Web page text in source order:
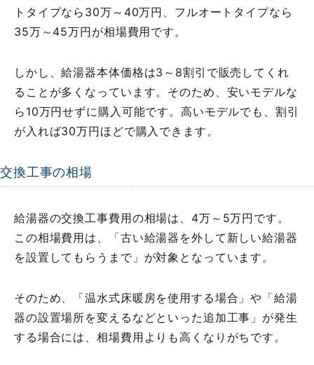
トタイプなら30万～40万円、フルオートタイプなら
35万～45万円が相場費用です。
しかし、給湯器本体価格は3～8割引で販売してくれ
ることが多くなっています。そのため、安いモデルな
ら10万円せずに購入可能です。高いモデルでも、割引
が入れば30万円ほどで購入できます。
交換工事の相場
給湯器の交換工事費用の相場は、4万～5万円です。
この相場費用は、「古い給湯器を外して新しい給湯器
を設置してもらうまで」が対象となっています。
そのため、「温水式床暖房を使用する場合」や「給湯
器の設置場所を変えるなどといった追加工事」が発生
する場合には、相場費用よりも高くなりがちです。